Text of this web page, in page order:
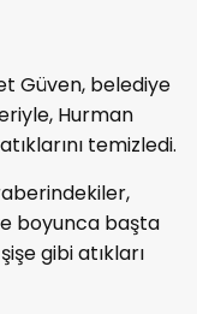
Güven, belediye
Hurman
temizledi.
boyunca başta
gibi atıkları